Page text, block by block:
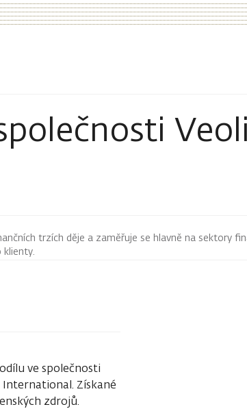
trzích děje a zaměřuje se hlavně na sektory
klienty.
ve společnosti
Získané
zdrojů.